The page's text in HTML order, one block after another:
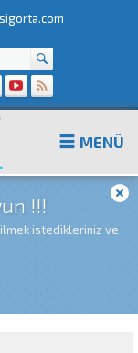
MENÜ
!!!
istedikleriniz ve